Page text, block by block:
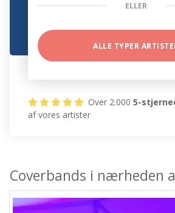
ELLER
ALLE TYPER
Over 2.0005-
af vores artister
Coverbands i nærheden